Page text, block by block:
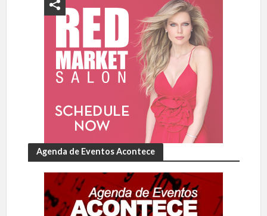
Agenda de Eventos Acontece